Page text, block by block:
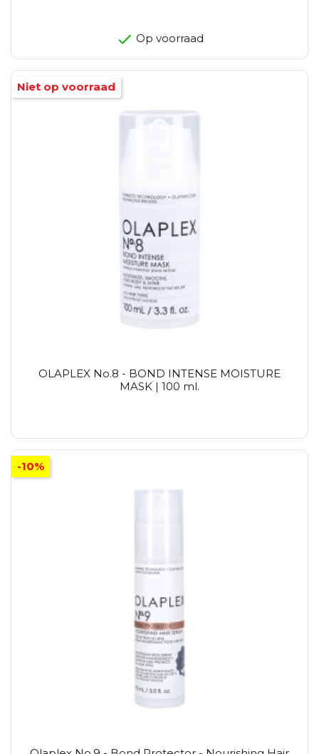
Op voorraad
OLAPLEX No.8 - BOND INTENSE MOISTURE
MASK | 100 ml.
Niet op voorraad
-10%